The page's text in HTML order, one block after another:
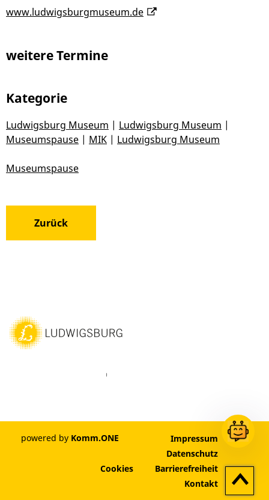
www.ludwigsburgmuseum.de
weitere Termine
Kategorie
Ludwigsburg Museum | Ludwigsburg Museum |
Museumspause | MIK | Ludwigsburg Museum
Museumspause
Zurück
LinkedIn
powered by Komm.ONE
Impressum
Datenschutz
Cookies
Barrierefreiheit
Kontakt
Zum